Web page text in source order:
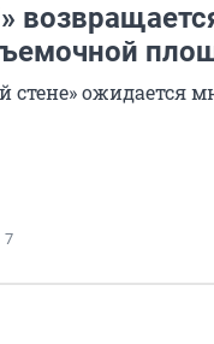
стене» ожидается
7